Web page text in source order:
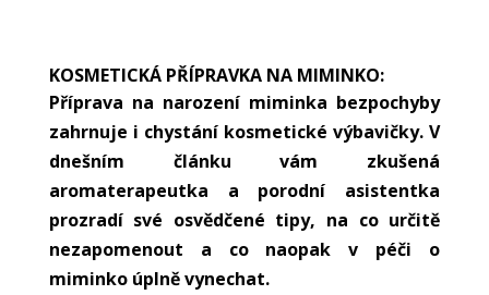
KOSMETICKÁ PŘÍPRAVKA NA MIMINKO:
Příprava na narození miminka bezpochyby
zahrnuje i chystání kosmetické výbavičky. V
dnešním článku vám zkušená
aromaterapeutka a porodní asistentka
prozradí své osvědčené tipy, na co určitě
nezapomenout a co naopak v péči o
miminko úplně vynechat.